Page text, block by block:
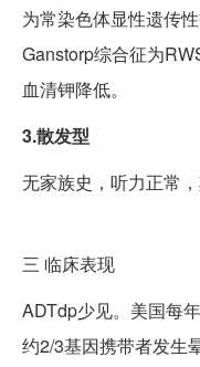
为常染色体显性遗传
Ganstorp综合征为
血清钾降低。
3.散发型
无家族史，听力正常，
三 临床表现
ADTdp少见。美国每
约2/3基因携带者发生